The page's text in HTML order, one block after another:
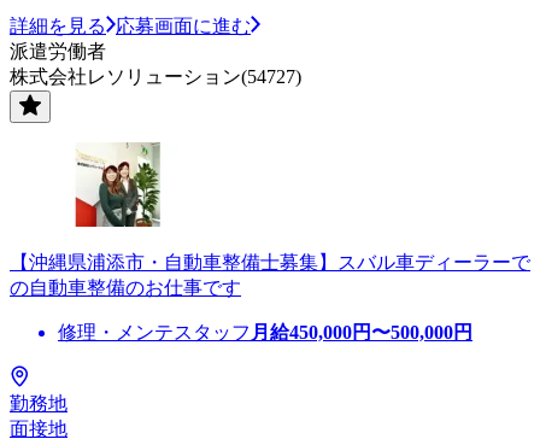
詳細を見る
応募画面に進む
派遣労働者
株式会社レソリューション(54727)
【沖縄県浦添市・自動車整備士募集】スバル車ディーラーで
の自動車整備のお仕事です
修理・メンテスタッフ 月給450,000円〜500,000円
勤務地
面接地